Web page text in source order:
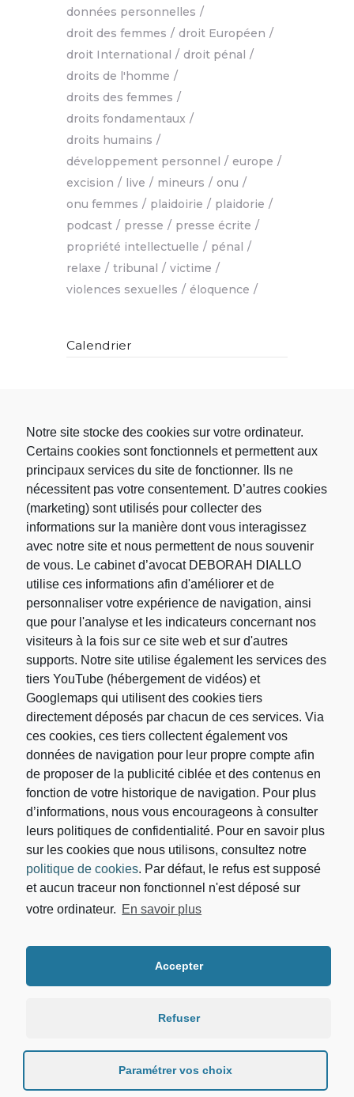
Notre site stocke des cookies sur votre ordinateur.
Certains cookies sont fonctionnels et permettent aux
principaux services du site de fonctionner. Ils ne
nécessitent pas votre consentement. D’autres cookies
(marketing) sont utilisés pour collecter des
informations sur la manière dont vous interagissez
avec notre site et nous permettent de nous souvenir
de vous. Le cabinet d’avocat DEBORAH DIALLO
utilise ces informations afin d'améliorer et de
personnaliser votre expérience de navigation, ainsi
que pour l'analyse et les indicateurs concernant nos
visiteurs à la fois sur ce site web et sur d'autres
supports. Notre site utilise également les services des
tiers YouTube (hébergement de vidéos) et
Googlemaps qui utilisent des cookies tiers
directement déposés par chacun de ces services. Via
ces cookies, ces tiers collectent également vos
données de navigation pour leur propre compte afin
de proposer de la publicité ciblée et des contenus en
fonction de votre historique de navigation. Pour plus
d’informations, nous vous encourageons à consulter
leurs politiques de confidentialité. Pour en savoir plus
sur les cookies que nous utilisons, consultez notre
politique de cookies. Par défaut, le refus est supposé
et aucun traceur non fonctionnel n'est déposé sur
votre ordinateur. En savoir plus
Accepter
Refuser
Paramétrer vos choix
données personnelles
droit des femmes
droit Européen
droit International
droit pénal
droits de l'homme
droits des femmes
droits fondamentaux
droits humains
développement personnel
europe
excision
live mineurs
onu
onu femmes
plaidoirie
plaidorie
podcast
presse
presse écrite
propriété intellectuelle
pénal
relaxe
tribunal
victime
violences sexuelles
éloquence
Calendrier
3
4 5 6 7 8
9
10
11 12 13 14 15
16
17
18 19 20 21 22
23
24
25 26 27 28 29
30
31
Rechercher
Rechercher :
Votre adresse de messagerie est uniquement utilisée
pour vous envoyer les lettres d'information du
Cabinet d’avocat DEBORAH DIALLO. Vous pouvez
à tout moment utiliser le lien de désabonnement
intégré dans la newsletter. Pour en savoir plus sur la
CABINET
Déborah Diallo © 2021 Tous droits réservés.Mentions légales-Politique